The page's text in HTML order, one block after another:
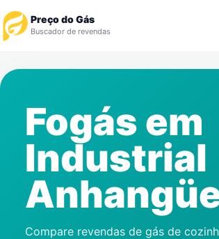
Preço do Gás
Buscador de revendas
Revendedor
Notícias
Cadastre-se
Fogás em
Industrial
Compare revendas de gás de